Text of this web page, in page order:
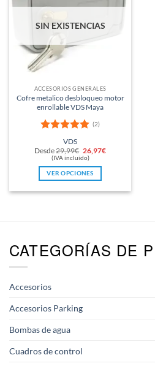
SIN EXISTENCIAS
ACCESORIOS GENERALES
Cofre metalico desbloqueo motor
enrollable VDS Maya
Valorado
con5 de 5
(2)
VDS
Desde29,99€ El
precio
original
era:
29,99€.
26,97€El
precio
(IVA incluido)
VER OPCIONES
Las
opciones
la
producto
CATEGORÍAS DE
Accesorios
Accesorios Parking
Bombas de agua
Cuadros de control